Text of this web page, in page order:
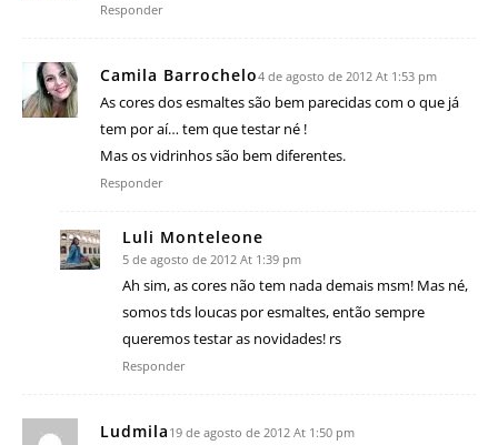
Responder
Camila Barrochelo4 de agosto de 2012 At 1:53 pm
As cores dos esmaltes são bem parecidas com o que já
tem por aí… tem que testar né !
Mas os vidrinhos são bem diferentes.
Responder
Luli Monteleone
5 de agosto de 2012 At 1:39 pm
Ah sim, as cores não tem nada demais msm! Mas né,
somos tds loucas por esmaltes, então sempre
queremos testar as novidades! rs
Responder
Ludmila 19 de agosto de 2012 At 1:50 pm